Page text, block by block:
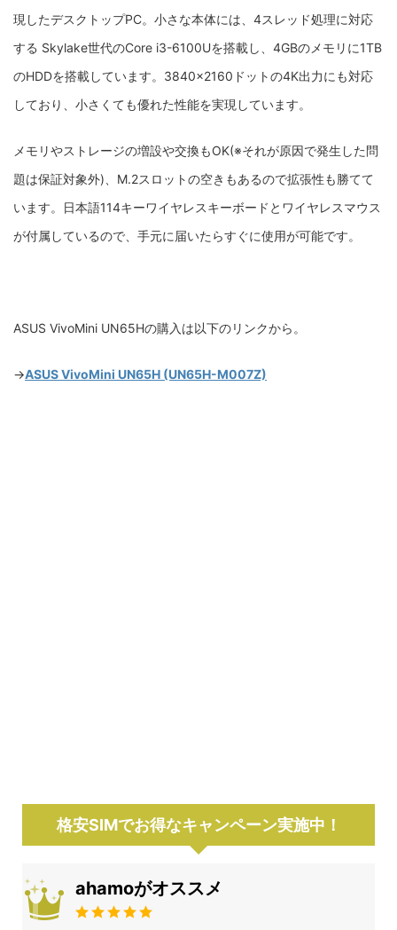
現したデスクトップPC。小さな本体には、4スレッド処理に対応
する Skylake世代のCore i3-6100Uを搭載し、4GBのメモリに1TB
のHDDを搭載しています。3840×2160ドットの4K出力にも対応
しており、小さくても優れた性能を実現しています。
メモリやストレージの増設や交換もOK(※それが原因で発生した問
題は保証対象外)、M.2スロットの空きもあるので拡張性も勝てて
います。
日本語114キーワイヤレスキーボードとワイヤレスマウス
が付属しているので、手元に届いたらすぐに使用が可能です。
ASUS VivoMini UN65Hの購入は以下のリンクから。
→ASUS VivoMini UN65H (UN65H-M007Z)
格安SIMでお得なキャンペーン実施中！
ahamoがオススメ